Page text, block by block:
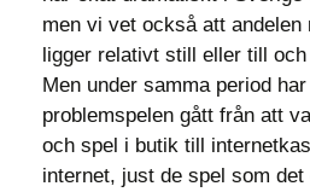
men vi vet också att andelen
ligger relativt still eller till
Men under samma period
problemspelen gått från att
och spel i butik till
internet, just de spel som